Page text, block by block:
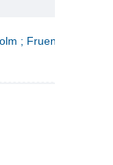
; Fruen fra havet